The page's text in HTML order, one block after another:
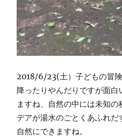
2018/6/23(土）子どもの冒
降ったりやんだりですが面白
ますね、自然の中には未知の
デアが湯水のごとくあふれ
自然にできますね。